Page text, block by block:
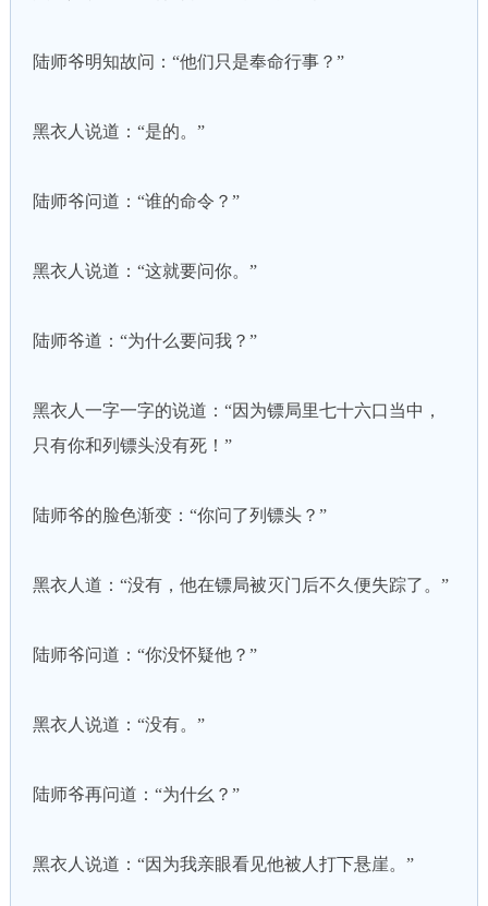
陆师爷明知故问：“他们只是奉命行事？”
黑衣人说道：“是的。”
陆师爷问道：“谁的命令？”
黑衣人说道：“这就要问你。”
陆师爷道：“为什么要问我？”
黑衣人一字一字的说道：“因为镖局里七十六口当中，
只有你和列镖头没有死！”
陆师爷的脸色渐变：“你问了列镖头？”
黑衣人道：“没有，他在镖局被灭门后不久便失踪了。”
陆师爷问道：“你没怀疑他？”
黑衣人说道：“没有。”
陆师爷再问道：“为什幺？”
黑衣人说道：“因为我亲眼看见他被人打下悬崖。”